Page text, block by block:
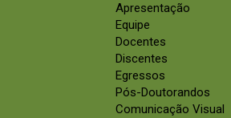
Apresentação
Equipe
Docentes
Discentes
Egressos
Pós-Doutorandos
Comunicação Visual